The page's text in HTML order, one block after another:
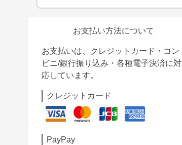
お支払い方法について
お支払いは、クレジットカード・コン
ビニ/銀行振り込み・各種電子決済に対
応しています。
クレジットカード
PayPay